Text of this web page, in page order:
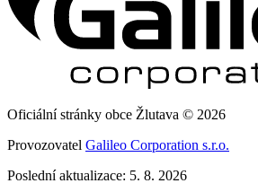
Oficiální stránky obce Žlutava © 2026
Provozovatel Galileo Corporation s.r.o.
Poslední aktualizace: 5. 8. 2026